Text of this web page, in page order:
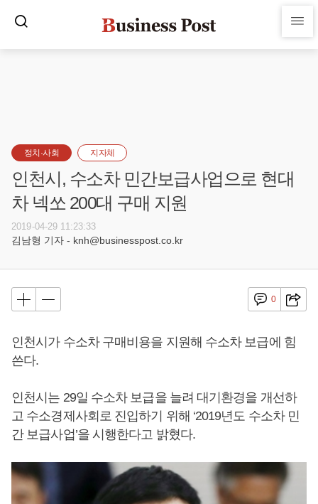
정치·사회 지자체
인천시, 수소차 민간보급사업으로 현대
차 넥쏘 200대 구매 지원
2019-04-29 11:23:33
김남형 기자 - knh@businesspost.co.kr
0
인천시가 수소차 구매비용을 지원해 수소차 보급에 힘
쓴다.
인천시는 29일 수소차 보급을 늘려 대기환경을 개선하
고 수소경제사회로 진입하기 위해 ‘2019년도 수소차 민
간 보급사업’을 시행한다고 밝혔다.